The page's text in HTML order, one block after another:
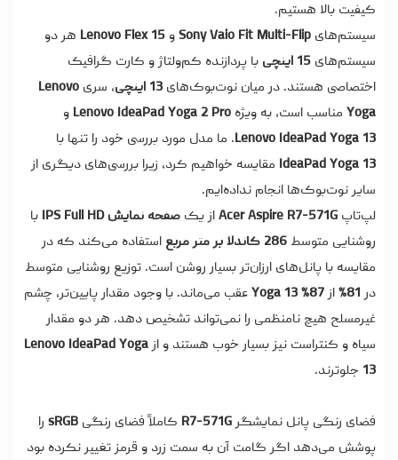
کیفیت بالا هستیم.
سیستم‌های Sony Vaio Fit Multi-Flip و Lenovo Flex 15 هر دو
سیستم‌های 15 اینچی
با پردازنده کم‌ولتاژ و کارت گرافیک
اختصاصی هستند. در میان نوت‌بوک‌های 13 اینچی ، سری Lenovo
Yoga مناسب است، به ویژه Lenovo IdeaPad Yoga 2 Pro و
Lenovo IdeaPad Yoga 13. ما مدل مورد بررسی خود را تنها با
IdeaPad Yoga 13 مقایسه خواهیم کرد، زیرا بررسی‌های دیگری از
سایر نوت‌بوک‌ها انجام نداده‌ایم.
لپ‌تاپ Acer Aspire R7-571G از یک صفحه نمایش IPS Full HD
با
روشنایی متوسط 286 کاندلا بر متر مربع
استفاده می‌کند که در
مقایسه با پانل‌های ارزان‌تر بسیار روشن است. توزیع روشنایی متوسط
در 81% از 87%
Yoga 13 عقب می‌ماند. با وجود مقدار پایین‌تر، چشم
غیرمسلح هیچ نامنظمی را نمی‌تواند تشخیص دهد. هر دو مقدار
سیاه و کنتراست نیز بسیار خوب هستند و از Lenovo IdeaPad Yoga
13 جلوترند.
فضای رنگی پانل نمایشگر R7-571G کاملاً فضای رنگی sRGB را
پوشش می‌دهد اگر گامت آن به سمت زرد و قرمز تغییر نکرده بود